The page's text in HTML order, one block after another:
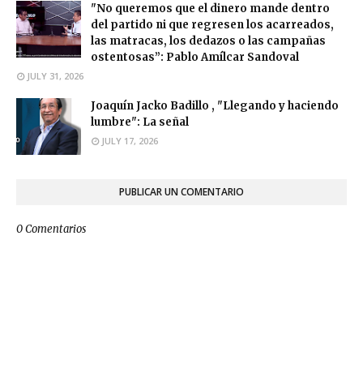
"No queremos que el dinero mande dentro
del partido ni que regresen los acarreados,
las matracas, los dedazos o las campañas
ostentosas”: Pablo Amílcar Sandoval
JULY 31, 2026
Joaquín Jacko Badillo , "Llegando y haciendo
lumbre": La señal
JULY 17, 2026
PUBLICAR UN COMENTARIO
0 Comentarios